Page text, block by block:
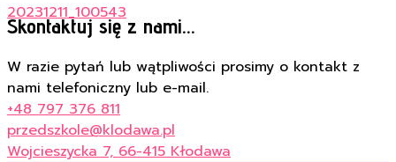
20231211_100543
Skontaktuj się z nami...
W razie pytań lub wątpliwości prosimy o kontakt z
nami telefoniczny lub e-mail.
+48 797 376 811
przedszkole@klodawa.pl
Wojcieszycka 7, 66-415 Kłodawa